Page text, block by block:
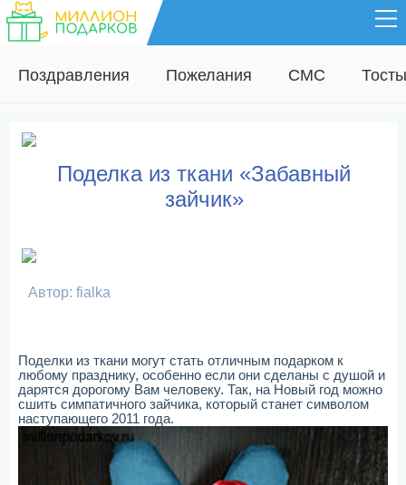
Поздравления Пожелания СМС Тосты
Поделка из ткани «Забавный
зайчик»
Автор: fialka
Поделки из ткани могут стать отличным подарком к
любому празднику, особенно если они сделаны с душой и
дарятся дорогому Вам человеку. Так, на Новый год можно
сшить симпатичного зайчика, который станет символом
наступающего 2011 года.